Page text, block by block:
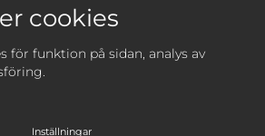
bästa erbjudanden & nyheter!
in kommer endast användas till
cookies
för funktion på sidan, analys av
Inställningar